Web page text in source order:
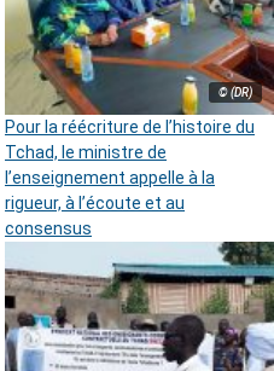
© (DR)
Pour la réécriture de l’histoire du
Tchad, le ministre de
l’enseignement appelle à la
rigueur, à l’écoute et au
consensus